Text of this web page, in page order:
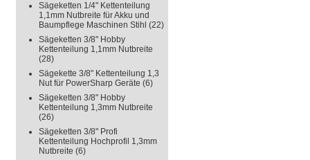
Sägeketten 1/4" Kettenteilung
1,1mm Nutbreite für Akku und
Baumpflege Maschinen Stihl (22)
Sägeketten 3/8" Hobby
Kettenteilung 1,1mm Nutbreite
(28)
Sägekette 3/8" Kettenteilung 1,3
Nut für PowerSharp Geräte (6)
Sägeketten 3/8" Hobby
Kettenteilung 1,3mm Nutbreite
(26)
Sägeketten 3/8" Profi
Kettenteilung Hochprofil 1,3mm
Nutbreite (6)